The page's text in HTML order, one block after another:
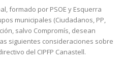
formado por PSOE y Esquerra
municipales (Ciudadanos, PP,
salvo Compromís, desean
siguientes consideraciones sobre
del CIPFP Canastell.